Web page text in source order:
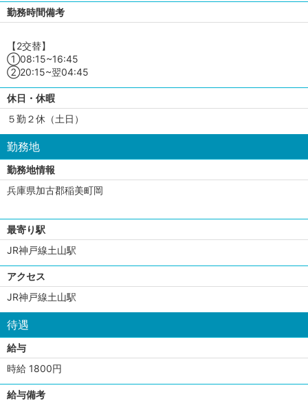
勤務時間備考
【2交替】
①08:15~16:45
②20:15~翌04:45
休日・休暇
５勤２休（土日）
勤務地
勤務地情報
兵庫県加古郡稲美町岡
最寄り駅
JR神戸線土山駅
アクセス
JR神戸線土山駅
待遇
給与
時給 1800円
給与備考